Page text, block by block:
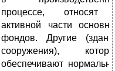
процессе, относят
активной части
фондов. Другие
сооружения),
обеспечивают